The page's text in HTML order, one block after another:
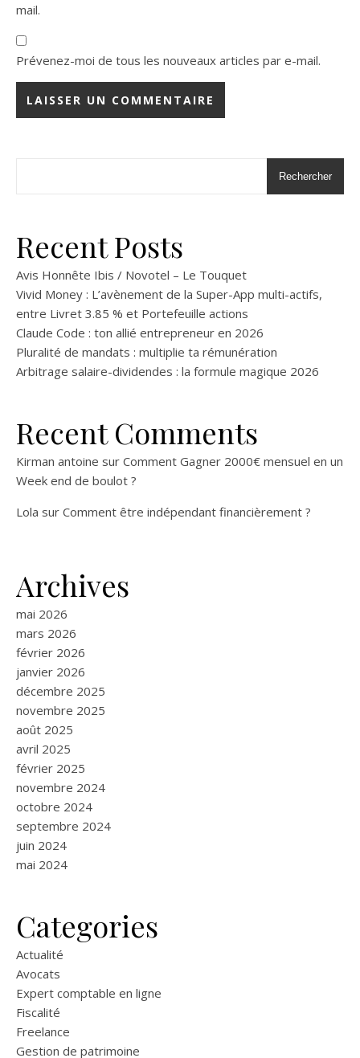
mail.
Prévenez-moi de tous les nouveaux articles par e-mail.
Rechercher
Recent Posts
Avis Honnête Ibis / Novotel – Le Touquet
Vivid Money : L’avènement de la Super-App multi-actifs,
entre Livret 3.85 % et Portefeuille actions
Claude Code : ton allié entrepreneur en 2026
Pluralité de mandats : multiplie ta rémunération
Arbitrage salaire-dividendes : la formule magique 2026
Recent Comments
Kirman antoine sur Comment Gagner 2000€ mensuel en un
Week end de boulot ?
Lola sur Comment être indépendant financièrement ?
Archives
mai 2026
mars 2026
février 2026
janvier 2026
décembre 2025
novembre 2025
août 2025
avril 2025
février 2025
novembre 2024
octobre 2024
septembre 2024
juin 2024
mai 2024
Categories
Actualité
Avocats
Expert comptable en ligne
Fiscalité
Freelance
Gestion de patrimoine